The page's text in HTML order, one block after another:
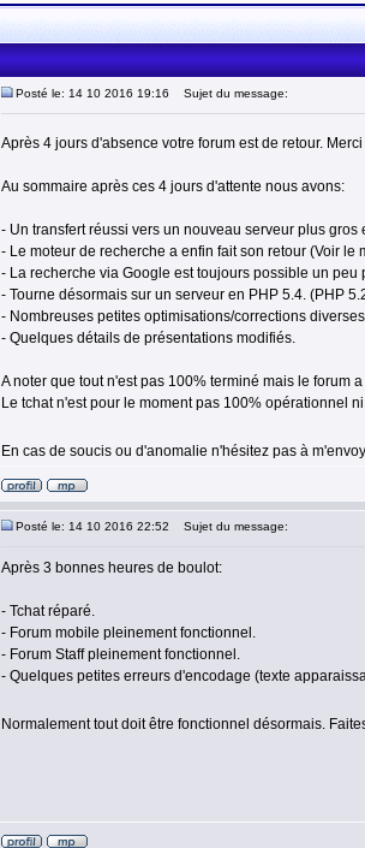
Posté le: 14 10 2016 19:16 Sujet du message:
Après 4 jours d'absence votre forum est de retour.
Au sommaire après ces 4 jours d'attente nous avons:
- Un transfert réussi vers un nouveau serveur plus gros
- Le moteur de recherche a enfin fait son retour (Voir
- La recherche via Google est toujours possible un peu
- Tourne désormais sur un serveur en PHP 5.4. (PHP
- Nombreuses petites optimisations/corrections
- Quelques détails de présentations modifiés.
A noter que tout n'est pas 100% terminé mais le forum
Le tchat n'est pour le moment pas 100% opérationnel
En cas de soucis ou d'anomalie n'hésitez pas à
Posté le: 14 10 2016 22:52 Sujet du message:
Après 3 bonnes heures de boulot:
- Tchat réparé.
- Forum mobile pleinement fonctionnel.
- Forum Staff pleinement fonctionnel.
- Quelques petites erreurs d'encodage (texte
Normalement tout doit être fonctionnel désormais.